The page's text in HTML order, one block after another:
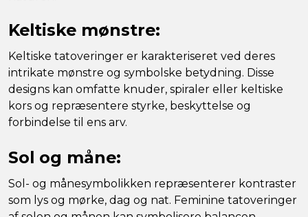
Keltiske mønstre:
Keltiske tatoveringer er karakteriseret ved deres
intrikate mønstre og symbolske betydning. Disse
designs kan omfatte knuder, spiraler eller keltiske
kors og repræsentere styrke, beskyttelse og
forbindelse til ens arv.
Sol og måne:
Sol- og månesymbolikken repræsenterer kontraster
som lys og mørke, dag og nat. Feminine tatoveringer